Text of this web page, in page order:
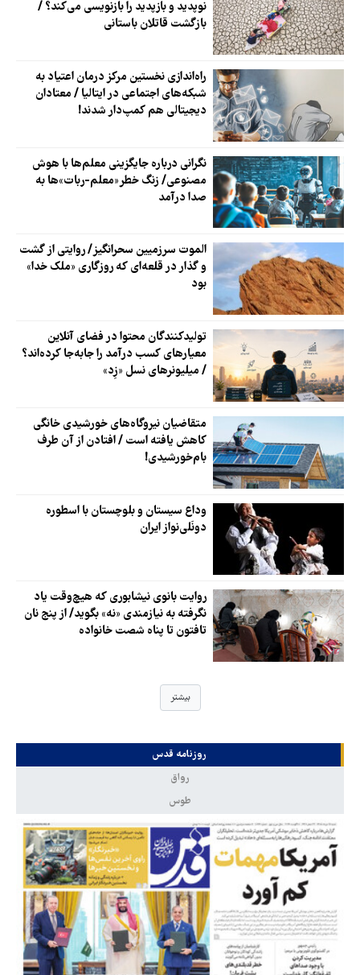
نوپدید و بازپدید را بازنویسی می‌کند؟ /
بازگشت قاتلان باستانی
راه‌اندازی نخستین مرکز درمان اعتیاد به
شبکه‌های اجتماعی در ایتالیا / معتادان
دیجیتالی هم کمپ‌دار شدند!
نگرانی ‌درباره جایگزینی معلم‌ها با هوش
مصنوعی/ زنگ خطر«معلم‌-ربات»‌ها به
صدا درآمد
الموت سرزمیین سحرانگیز/ روایتی از گشت
و گذار در قلعه‌ای که روزگاری «ملک خدا»
بود
تولیدکنندگان محتوا در فضای آنلاین
معیارهای کسب درآمد را جابه‌جا کرده‌اند؟
/ میلیونرهای نسل «زِد»
متقاضیان نیروگاه‌های خورشیدی خانگی
کاهش یافته است / افتادن از آن طرف
بام‌خورشیدی!
وداع سیستان و بلوچستان با اسطوره
دونَلی‌نواز ایران
روایت بانوی نیشابوری که هیچ‌وقت یاد
نگرفته به نیازمندی «نه» بگوید/ از پنج نان
تافتون تا پناه شصت خانواده
بیشتر
روزنامه قدس
رواق
طوس